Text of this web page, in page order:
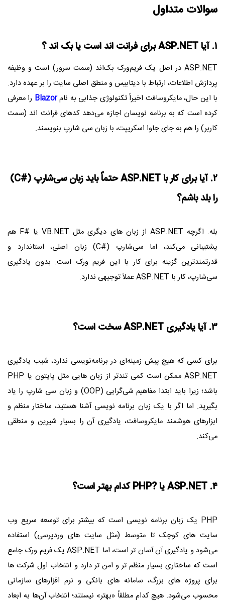
سوالات متداول
۱. آیا ASP.NET برای فرانت‌ اند است یا بک‌ اند ؟
ASP.NET در اصل یک فریم‌ورک بک‌اند (سمت سرور) است و وظیفه
پردازش اطلاعات، ارتباط با دیتابیس و منطق اصلی سایت را بر عهده دارد.
با این حال، مایکروسافت اخیراً تکنولوژی جذابی به نامBlazor را معرفی
کرده است که به برنامه ‌نویسان اجازه می‌دهد کدهای فرانت ‌اند (سمت
کاربر) را هم به جای جاوا اسکریپت، با زبان سی ‌شارپ بنویسند.
۲. آیا برای کار با ASP.NET حتماً باید زبان سی‌شارپ (#C)
را بلد باشم؟
بله. اگرچه ASP.NET از زبان‌ های دیگری مثل VB.NET یا #F هم
پشتیبانی می‌کند، اما سی‌شارپ (#C) زبان اصلی، استاندارد و
قدرتمندترین گزینه برای کار با این فریم ‌ورک است. بدون یادگیری
سی‌شارپ، کار با ASP.NET عملاً توجیهی ندارد.
۳. آیا یادگیری ASP.NET سخت است؟
برای کسی که هیچ پیش ‌زمینه‌ای در برنامه‌نویسی ندارد، شیب یادگیری
ASP.NET ممکن است کمی تندتر از زبان ‌هایی مثل پایتون یا PHP
باشد؛ زیرا باید ابتدا مفاهیم شی‌گرایی (OOP) و زبان سی‌ شارپ را یاد
بگیرید. اما اگر با یک زبان برنامه ‌نویسی آشنا هستید، ساختار منظم و
ابزارهای هوشمند مایکروسافت، یادگیری آن را بسیار شیرین و منطقی
می‌کند.
۴. ASP.NET یا ?PHP کدام بهتر است؟
PHP یک زبان برنامه‌ نویسی است که بیشتر برای توسعه سریع وب‌
سایت‌ های کوچک تا متوسط (مثل سایت‌ های وردپرسی) استفاده
می‌شود و یادگیری آن آسان ‌تر است، اما ASP.NET یک فریم‌ ورک جامع
است که ساختاری بسیار منظم‌ تر و امن ‌تر دارد و انتخاب اول شرکت‌ ها
برای پروژه‌ های بزرگ، سامانه‌ های بانکی و نرم ‌افزارهای سازمانی
محسوب می‌شود. هیچ‌ کدام مطلقاً «بهتر» نیستند؛ انتخاب آن‌ها به ابعاد